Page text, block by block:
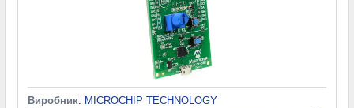
Виробник: MICROCHIP TECHNOLOGY